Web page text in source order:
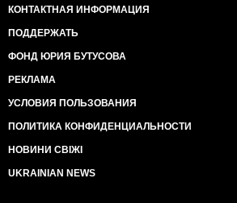
КОНТАКТНАЯ ИНФОРМАЦИЯ
ПОДДЕРЖАТЬ
ФОНД ЮРИЯ БУТУСОВА
РЕКЛАМА
УСЛОВИЯ ПОЛЬЗОВАНИЯ
ПОЛИТИКА КОНФИДЕНЦИАЛЬНОСТИ
НОВИНИ СВІЖІ
UKRAINIAN NEWS